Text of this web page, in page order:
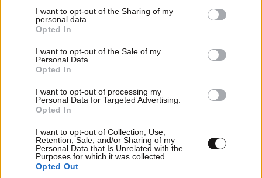
not limited to your visit or usage behaviour. You may click to
grant or deny consent to Google and its third-party tags to
use your data for below specified purposes in below Google
consent section.
I want to opt-out of the Sharing of my
personal data.
Opted In
I want to opt-out of the Sale of my
Personal Data.
Opted In
I want to opt-out of processing my
Personal Data for Targeted Advertising.
Opted In
I want to opt-out of Collection, Use,
Retention, Sale, and/or Sharing of my
Personal Data that Is Unrelated with the
Purposes for which it was collected.
Opted Out
ΑκολουθήστετοNewsbeastστο Viber και
μάθετεπρώτοιτασημαντικότερα νέα